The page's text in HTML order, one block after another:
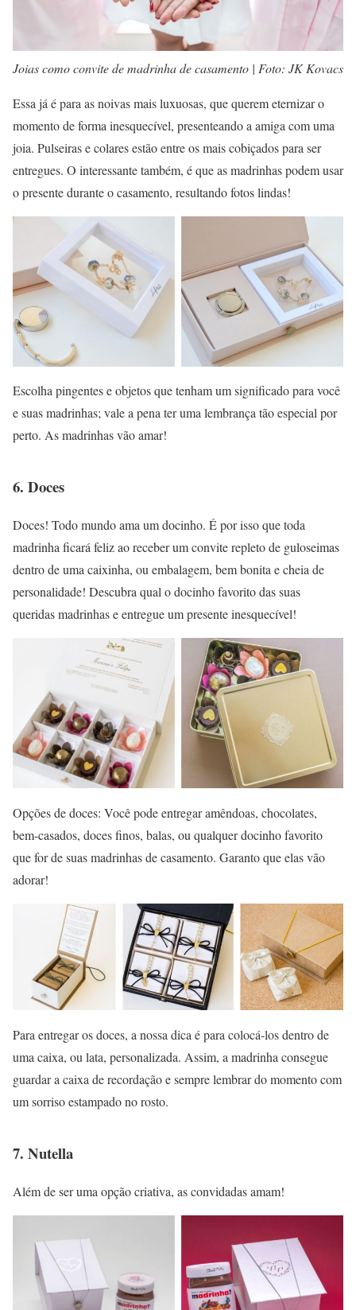
Joias como convite de madrinha de casamento | Foto: JK Kovacs
Essa já é para as noivas mais luxuosas, que querem eternizar o
momento de forma inesquecível, presenteando a amiga com uma
joia. Pulseiras e colares estão entre os mais cobiçados para ser
entregues. O interessante também, é que as madrinhas podem usar
o presente durante o casamento, resultando fotos lindas!
Escolha pingentes e objetos que tenham um significado para você
e suas madrinhas; vale a pena ter uma lembrança tão especial por
perto. As madrinhas vão amar!
6. Doces
Doces! Todo mundo ama um docinho. É por isso que toda
madrinha ficará feliz ao receber um convite repleto de guloseimas
dentro de uma caixinha, ou embalagem, bem bonita e cheia de
personalidade! Descubra qual o docinho favorito das suas
queridas madrinhas e entregue um presente inesquecível!
Opções de doces: Você pode entregar amêndoas, chocolates,
bem-casados, doces finos, balas, ou qualquer docinho favorito
que for de suas madrinhas de casamento. Garanto que elas vão
adorar!
Para entregar os doces, a nossa dica é para colocá-los dentro de
uma caixa, ou lata, personalizada. Assim, a madrinha consegue
guardar a caixa de recordação e sempre lembrar do momento com
um sorriso estampado no rosto.
7. Nutella
Além de ser uma opção criativa, as convidadas amam!